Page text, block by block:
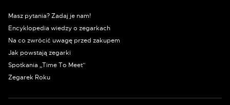
Masz pytania? Zadaj je nam!
Encyklopedia wiedzy o zegarkach
Na co zwrócić uwagę przed zakupem
Jak powstają zegarki
Spotkania „Time To Meet”
Zegarek Roku